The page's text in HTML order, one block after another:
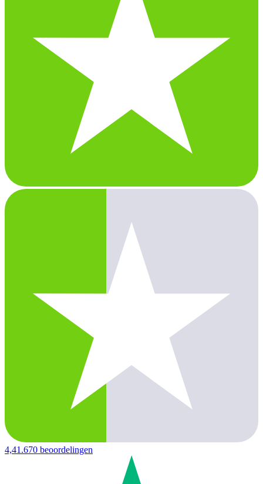
4,41.670 beoordelingen